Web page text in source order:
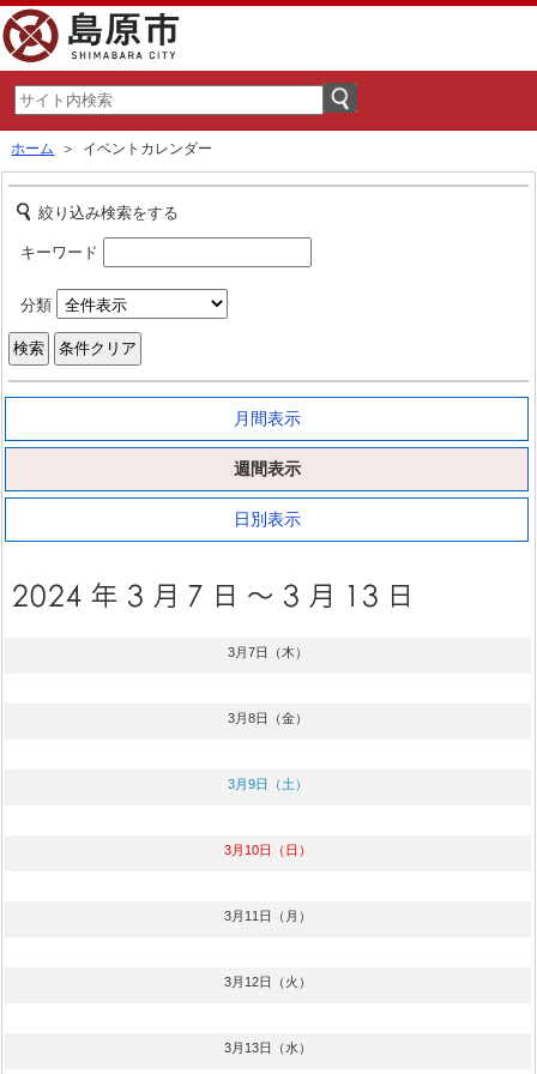
ホーム ＞ イベントカレンダー
絞り込み検索をする
キーワード
分類
月間表示
週間表示
日別表示
3月7日（木）
3月8日（金）
3月9日（土）
3月10日（日）
3月11日（月）
3月12日（火）
3月13日（水）